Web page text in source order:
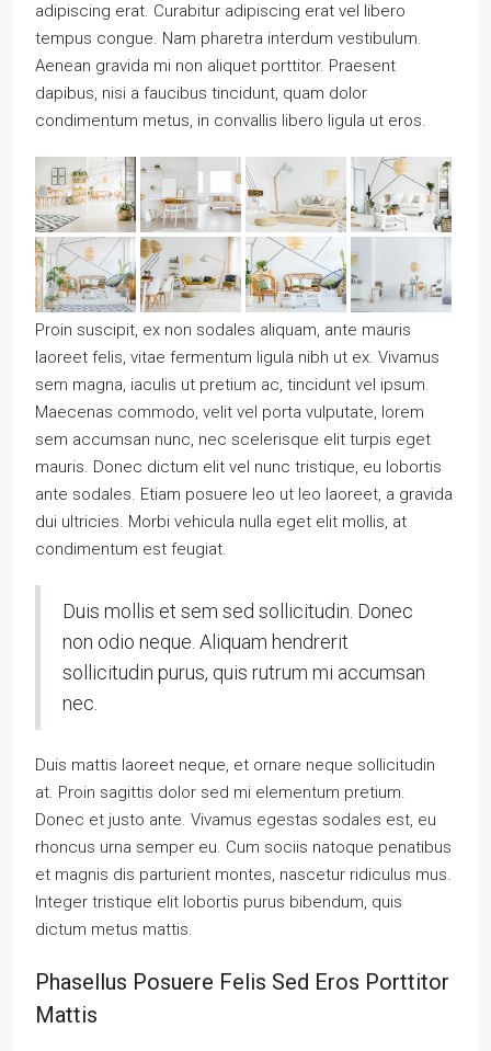
adipiscing erat. Curabitur adipiscing erat vel libero
tempus congue. Nam pharetra interdum vestibulum.
Aenean gravida mi non aliquet porttitor. Praesent
dapibus, nisi a faucibus tincidunt, quam dolor
condimentum metus, in convallis libero ligula ut eros.
Proin suscipit, ex non sodales aliquam, ante mauris
laoreet felis, vitae fermentum ligula nibh ut ex. Vivamus
sem magna, iaculis ut pretium ac, tincidunt vel ipsum.
Maecenas commodo, velit vel porta vulputate, lorem
sem accumsan nunc, nec scelerisque elit turpis eget
mauris. Donec dictum elit vel nunc tristique, eu lobortis
ante sodales. Etiam posuere leo ut leo laoreet, a gravida
dui ultricies. Morbi vehicula nulla eget elit mollis, at
condimentum est feugiat.
Duis mollis et sem sed sollicitudin. Donec
non odio neque. Aliquam hendrerit
sollicitudin purus, quis rutrum mi accumsan
nec.
Duis mattis laoreet neque, et ornare neque sollicitudin
at. Proin sagittis dolor sed mi elementum pretium.
Donec et justo ante. Vivamus egestas sodales est, eu
rhoncus urna semper eu. Cum sociis natoque penatibus
et magnis dis parturient montes, nascetur ridiculus mus.
Integer tristique elit lobortis purus bibendum, quis
dictum metus mattis.
Phasellus Posuere Felis Sed Eros Porttitor
Mattis